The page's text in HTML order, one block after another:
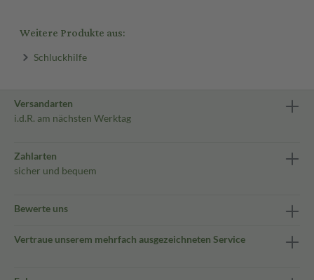
Weitere Produkte aus:
Schluckhilfe
Versandarten
i.d.R. am nächsten Werktag
Zahlarten
sicher und bequem
Bewerte uns
Vertraue unserem mehrfach ausgezeichneten Service